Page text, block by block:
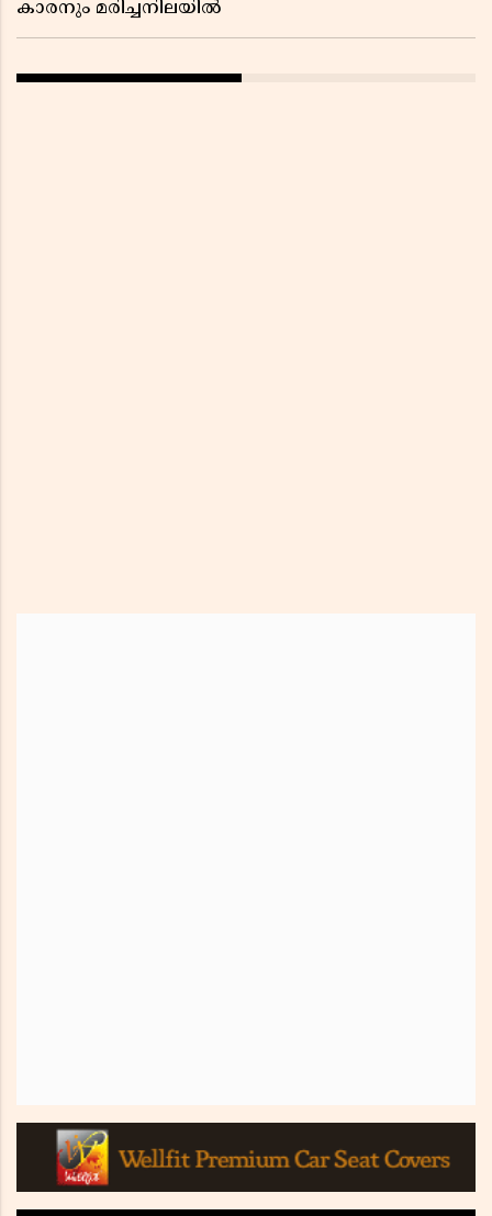
കാരനും മരിച്ചനിലയിൽ